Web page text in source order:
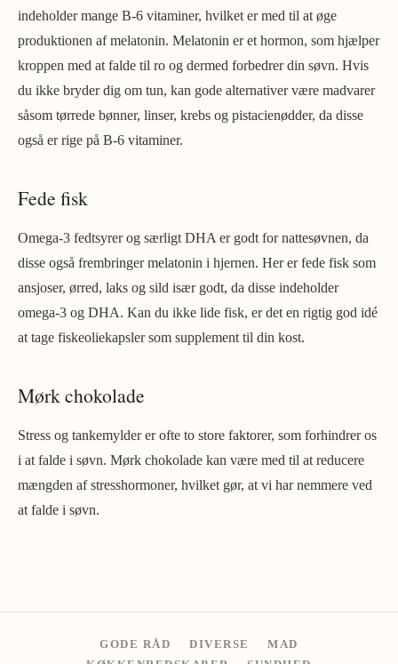
indeholder mange B-6 vitaminer, hvilket er med til at øge
produktionen af melatonin. Melatonin er et hormon, som hjælper
kroppen med at falde til ro og dermed forbedrer din søvn. Hvis
du ikke bryder dig om tun, kan gode alternativer være madvarer
såsom tørrede bønner, linser, krebs og pistacienødder, da disse
også er rige på B-6 vitaminer.
Fede fisk
Omega-3 fedtsyrer og særligt DHA er godt for nattesøvnen, da
disse også frembringer melatonin i hjernen. Her er fede fisk som
ansjoser, ørred, laks og sild især godt, da disse indeholder
omega-3 og DHA. Kan du ikke lide fisk, er det en rigtig god idé
at tage fiskeoliekapsler som supplement til din kost.
Mørk chokolade
Stress og tankemylder er ofte to store faktorer, som forhindrer os
i at falde i søvn. Mørk chokolade kan være med til at reducere
mængden af stresshormoner, hvilket gør, at vi har nemmere ved
at falde i søvn.
GODE RÅD DIVERSE
MAD